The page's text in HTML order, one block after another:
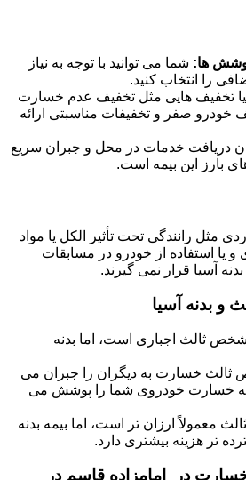
ها: شما می توانید با توجه به نیاز
را انتخاب کنید.
تخفیف هایی مثل تخفیف عدم خسارت
خودرو صفر و تخفیفات مناسبتی ارائه
دریافت خدمات در محل و جبران سریع
بارز این بیمه است.
مثل رانندگی تحت تأثیر الکل یا مواد
استفاده از خودرو در مسابقات
آسیا قرار نمی گیرند.
و بدنه آسیا
شخص ثالث اجباری است، اما بدنه
خسارت به دیگران را جبران می
خسارت خودروی شما را پوشش می
معمولاً ارزان تر است، اما بیمه بدنه
تر هزینه بیشتری دارد.
در امامزاده قاسم در